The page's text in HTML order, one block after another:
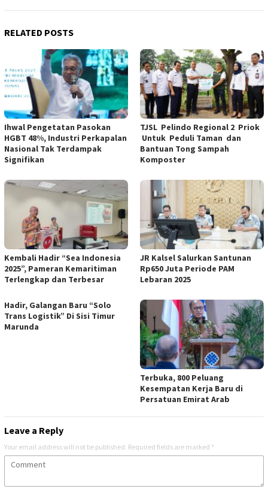
RELATED POSTS
Ihwal Pengetatan Pasokan
HGBT 48%, Industri Perkapalan
Nasional Tak Terdampak
Signifikan
TJSL Pelindo Regional 2 Priok
Untuk Peduli Taman dan
Bantuan Tong Sampah
Komposter
Kembali Hadir “Sea Indonesia
2025”, Pameran Kemaritiman
Terlengkap dan Terbesar
JR Kalsel Salurkan Santunan
Rp650 Juta Periode PAM
Lebaran 2025
Hadir, Galangan Baru “Solo
Trans Logistik” Di Sisi Timur
Marunda
Terbuka, 800 Peluang
Kesempatan Kerja Baru di
Persatuan Emirat Arab
Leave a Reply
Your email address will not be published. Required fields are marked *